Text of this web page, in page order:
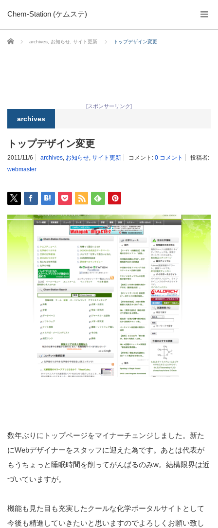
Chem-Station (ケムステ)
ホーム archives お知らせ サイト更新 トップデザイン変更
[スポンサーリンク]
archives
トップデザイン変更
2011/11/6 archives, お知らせ, サイト更新 コメント: 0 コメント
投稿者:
webmaster
数年ぶりにトップページをマイナーチェンジしました。新た
にWebデザイナーをスタッフに迎えた為です。あとは代表が
もうちょっと睡眠時間を削ってがんばるのみw。結構限界は近
づいていますが。
機能も見た目も充実したクールな化学ポータルサイトとして
今後も精進していきたいと思いますのでよろしくお願い致し